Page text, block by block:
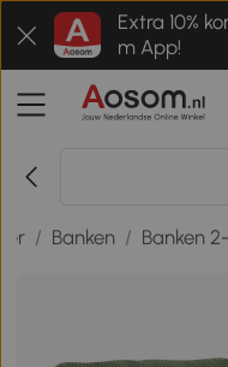
Extra 10%
m App!
/ Banken / Banken